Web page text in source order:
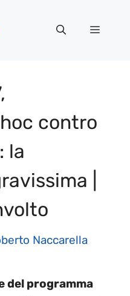
Menu
contro
la
|
Naccarella
del programma